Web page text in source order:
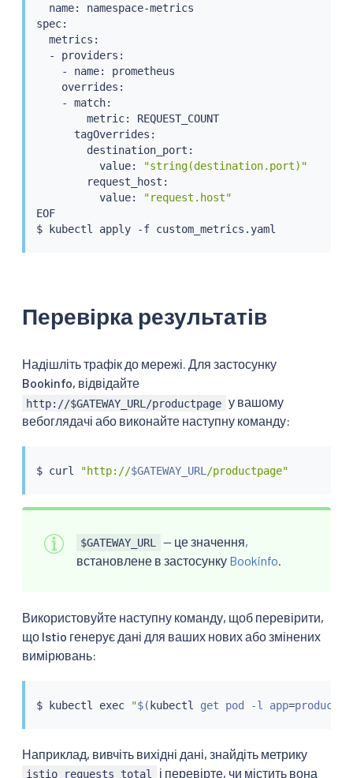
  name: namespace-metrics
spec:
  metrics:
  - providers:
    - name: prometheus
    overrides:
    - match:
        metric: REQUEST_COUNT
      tagOverrides:
        destination_port:
          value:
"string(destination.port)"
        request_host:
          value:
"request.host"
EOF
$
kubectl
Перевірка результатів
Надішліть трафік до мережі. Для застосунку
Bookinfo, відвідайте
http://$GATEWAY_URL/productpage у вашому
вебоглядачі або виконайте наступну команду:
$ curl "http://$GATEWAY_URL /productpage"
$GATEWAY_URL
— це значення,
встановлене в застосунку Bookinfo.
Використовуйте наступну команду, щоб перевірити,
що Istio генерує дані для ваших нових або змінених
вимірювань:
$ kubectl exec "$(kubectl get pod -l app=
Наприклад, вивчіть вихідні дані, знайдіть метрику
istio_requests_total і перевірте, чи містить вона